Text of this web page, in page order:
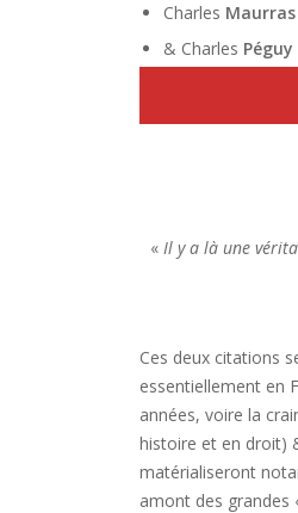
Charles Maurras
& Charles Péguy
« Il y a là une
Ces deux citations
essentiellement en
années, voire la
histoire et en droit)
matérialiseront
amont des grandes